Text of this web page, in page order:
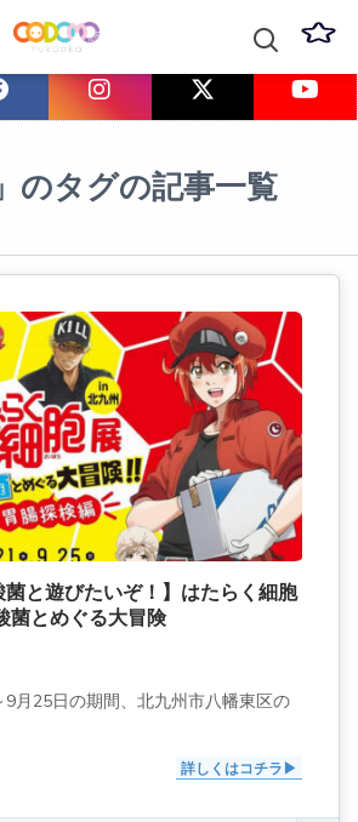
のタグの記事一覧
菌と遊びたいぞ！】はたらく細胞
菌とめぐる大冒険
月25日の期間、北九州市八幡東区の
詳しくはコチラ